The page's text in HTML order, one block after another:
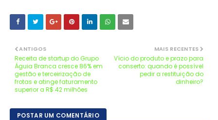
MAIS RECENTES
Vício do produto e prazo para
conserto: quando é possível
pedir a restituição do
dinheiro?
ANTIGOS
Receita de startup do Grupo
Águia Branca cresce 86% em
gestão e terceirização de
frotas e atinge faturamento
superior a R$ 42 milhões
POSTAR UM COMENTÁRIO